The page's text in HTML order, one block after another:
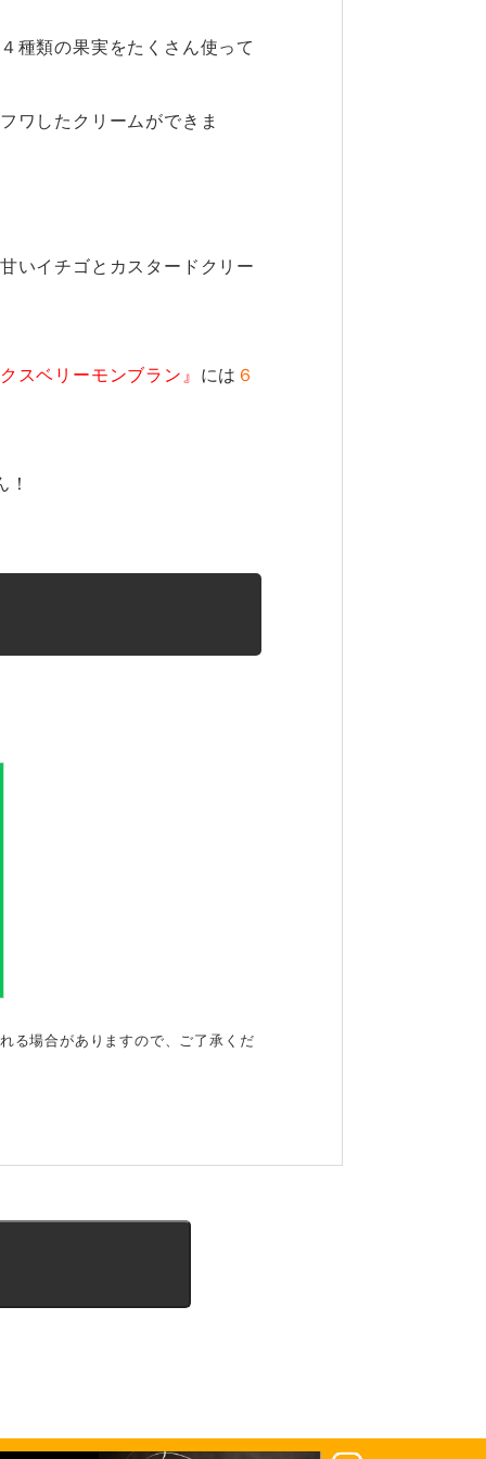
種類の果実をたくさん使って
ワしたクリームができま
いイチゴとカスタードクリー
スベリーモンブラン』 には ６
る場合がありますので、ご了承くだ